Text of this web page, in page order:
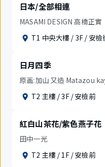
日本/全部相連
MASAMI DESIGN 高橋正實
T1 中央大樓 / 3F / 安檢
日月四季
原画:加山 又造 Matazou
T2 主樓 / 3F / 安檢前
紅白山茶花/紫色燕子花
田中一光
T2 主樓 / 1F / 安檢前